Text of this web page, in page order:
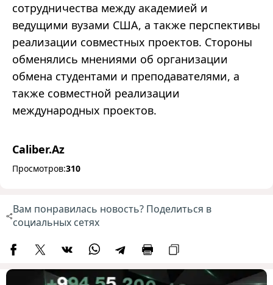
сотрудничества между академией и
ведущими вузами США, а также перспективы
реализации совместных проектов. Стороны
обменялись мнениями об организации
обмена студентами и преподавателями, а
также совместной реализации
международных проектов.
Caliber.Az
Просмотров:310
Вам понравилась новость? Поделиться в
социальных сетях